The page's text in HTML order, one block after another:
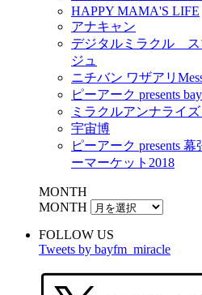
HAPPY MAMA'S LIFE
アナキャン
デジタルミラクル ス
ジュ
ニチバン ワザアリ
ピーアーク presents
ミラクルアンナライズ
宇宙博
ピーアーク presents
ーマーケット2018
MONTH
MONTH
FOLLOW US
Tweets by bayfm_miracle